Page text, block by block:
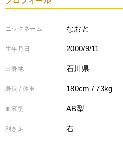
ニックネーム なおと
生年月日 2000/9/11
出身地 石川県
身長 / 体重 180cm / 73kg
血液型 AB型
利き足 右